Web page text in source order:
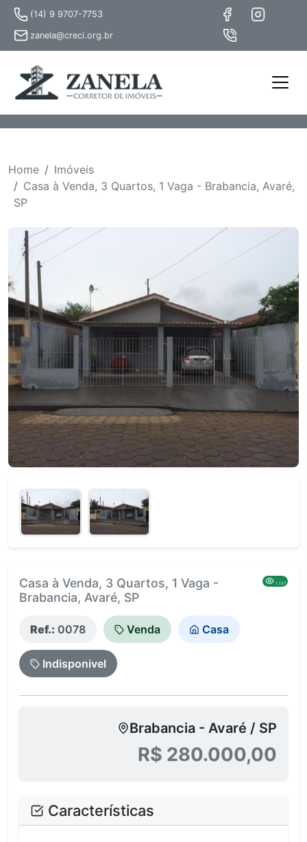
(14) 9 9707-7753
zanela@creci.org.br
Home
Imóveis
Casa à Venda, 3 Quartos, 1 Vaga - Brabancia, Avaré,
SP
Casa à Venda, 3 Quartos, 1 Vaga -
Brabancia, Avaré, SP
1,137
Ref.: 0078 Venda Casa
Indisponivel
Brabancia - Avaré / SP
R$ 280.000,00
Características